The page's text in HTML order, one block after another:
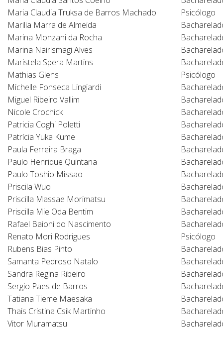
Maria Claudia Truksa de Barros Machado
Psicólogo
Marilia Marra de Almeida
Marina Monzani da Rocha
Marina Nairismagi Alves
Maristela Spera Martins
Mathias Glens
Psicólogo
Michelle Fonseca Lingiardi
Miguel Ribeiro Vallim
Nicole Crochick
Patricia Coghi Poletti
Patrícia Yuka Kume
Paula Ferreira Braga
Paulo Henrique Quintana
Paulo Toshio Missao
Priscila Wuo
Priscilla Massae Morimatsu
Priscilla Mie Oda Bentim
Rafael Baioni do Nascimento
Renato Mori Rodrigues
Psicólogo
Rubens Bias Pinto
Samanta Pedroso Natalo
Sandra Regina Ribeiro
Sergio Paes de Barros
Tatiana Tieme Maesaka
Thais Cristina Csik Martinho
Vitor Muramatsu